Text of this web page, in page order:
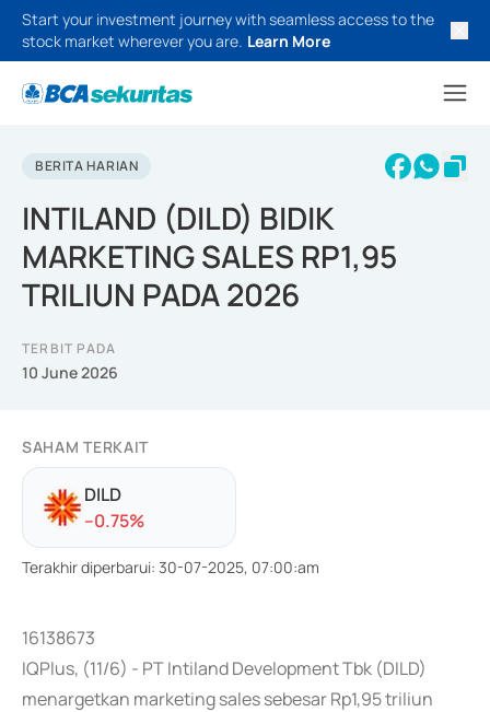
Start your investment journey with seamless access to the
stock market wherever you are. Learn More
BERITA HARIAN
INTILAND (DILD) BIDIK
MARKETING SALES RP1,95
TRILIUN PADA 2026
TERBIT PADA
10 June 2026
SAHAM TERKAIT
DILD
--0.75%
Terakhir diperbarui: 30-07-2025, 07:00:am
16138673
IQPlus, (11/6) - PT Intiland Development Tbk (DILD)
menargetkan marketing sales sebesar Rp1,95 triliun